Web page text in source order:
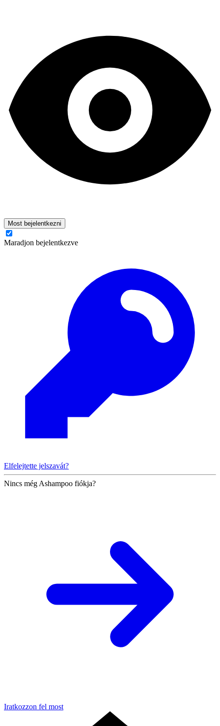
Most bejelentkezni
Maradjon bejelentkezve
Elfelejtette jelszavát?
Nincs még Ashampoo fiókja?
Iratkozzon fel most